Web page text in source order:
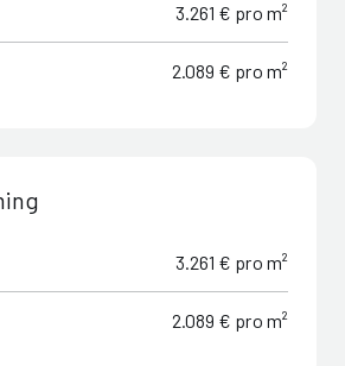
3.261 € pro m²
2.089 € pro m²
3.261 € pro m²
2.089 € pro m²